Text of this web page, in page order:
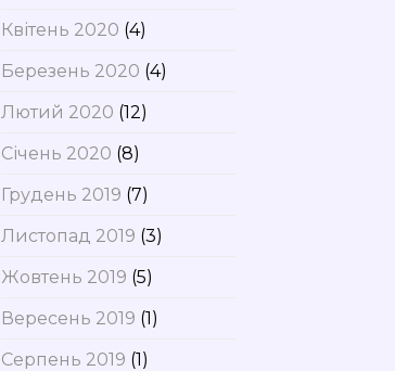
Квітень 2020 (4)
Березень 2020 (4)
Лютий 2020 (12)
Січень 2020 (8)
Грудень 2019 (7)
Листопад 2019 (3)
Жовтень 2019 (5)
Вересень 2019 (1)
Серпень 2019 (1)